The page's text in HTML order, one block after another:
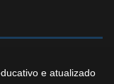
e atualizado